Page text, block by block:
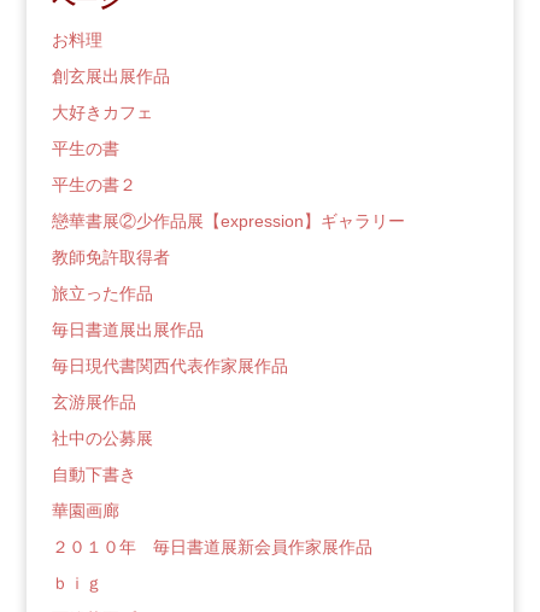
ロ
グ
お料理
創玄展出展作品
大好きカフェ
平生の書
平生の書２
戀華書展②少作品展【expression】ギャラリー
教師免許取得者
旅立った作品
毎日書道展出展作品
毎日現代書関西代表作家展作品
玄游展作品
社中の公募展
自動下書き
華園画廊
２０１０年 毎日書道展新会員作家展作品
ｂｉｇ